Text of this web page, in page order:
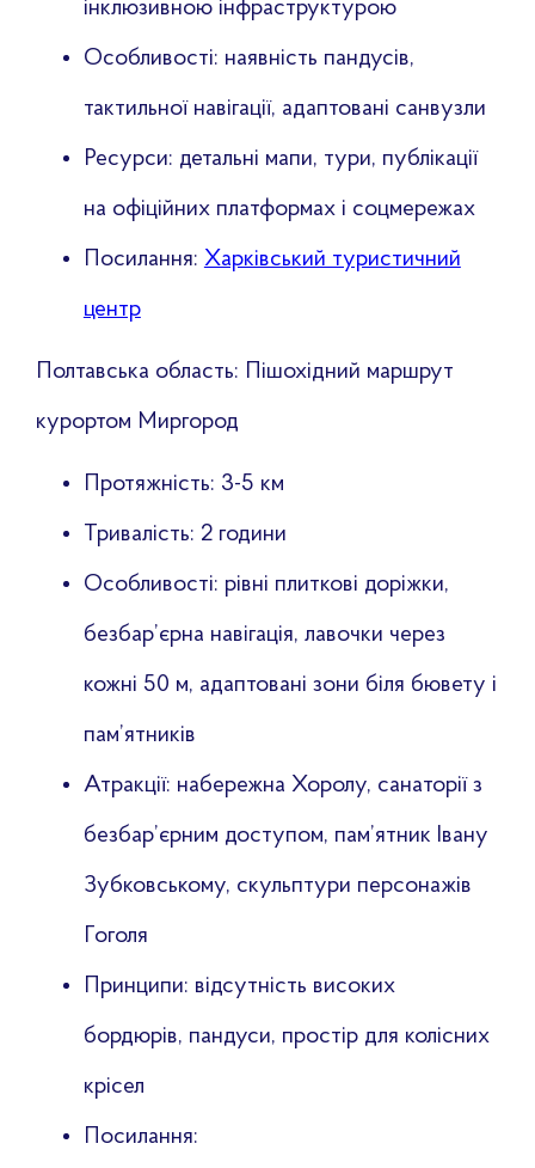
інклюзивною інфраструктурою
Особливості: наявність пандусів,
тактильної навігації, адаптовані санвузли
Ресурси: детальні мапи, тури, публікації
на офіційних платформах і соцмережах
Посилання: Харківський туристичний
центр
Полтавська область: Пішохідний маршрут
курортом Миргород
Протяжність: 3-5 км
Тривалість: 2 години
Особливості: рівні плиткові доріжки,
безбар’єрна навігація, лавочки через
кожні 50 м, адаптовані зони біля бювету і
пам’ятників
Атракції: набережна Хоролу, санаторії з
безбар’єрним доступом, пам’ятник Івану
Зубковському, скульптури персонажів
Гоголя
Принципи: відсутність високих
бордюрів, пандуси, простір для колісних
крісел
Посилання: